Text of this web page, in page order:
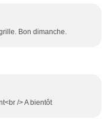
Bon dimanche.
/> A bientôt